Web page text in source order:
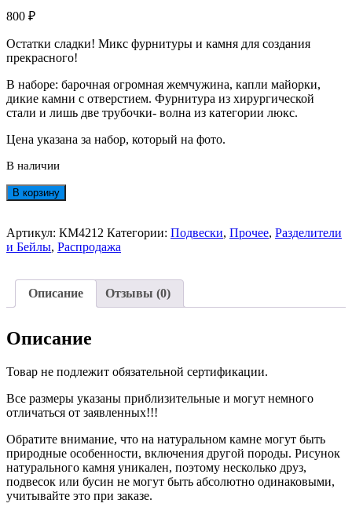
800 ₽
Остатки сладки! Микс фурнитуры и камня для создания
прекрасного!
В наборе: барочная огромная жемчужина, капли майорки,
дикие камни с отверстием. Фурнитура из хирургической
стали и лишь две трубочки- волна из категории люкс.
Цена указана за набор, который на фото.
В наличии
Количество
товара
Фурнитуры
ХС
Камни
В корзину
Артикул: КМ4212 Категории: Подвески, Прочее, Разделители
и Бейлы, Распродажа
Описание Отзывы (0)
Описание
Товар не подлежит обязательной сертификации.
Все размеры указаны приблизительные и могут немного
отличаться от заявленных!!!
Обратите внимание, что на натуральном камне могут быть
природные особенности, включения другой породы. Рисунок
натурального камня уникален, поэтому несколько друз,
подвесок или бусин не могут быть абсолютно одинаковыми,
учитывайте это при заказе.